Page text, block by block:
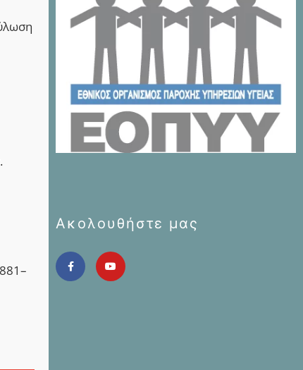
Ακολουθήστε μας